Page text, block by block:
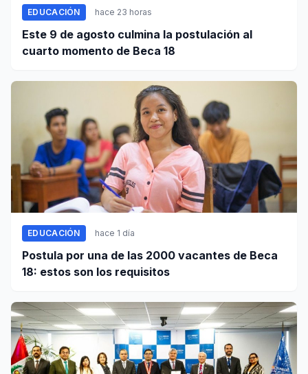
EDUCACIÓN hace 23 horas
Este 9 de agosto culmina la postulación al
cuarto momento de Beca 18
EDUCACIÓN hace 1 día
Postula por una de las 2000 vacantes de Beca
18: estos son los requisitos